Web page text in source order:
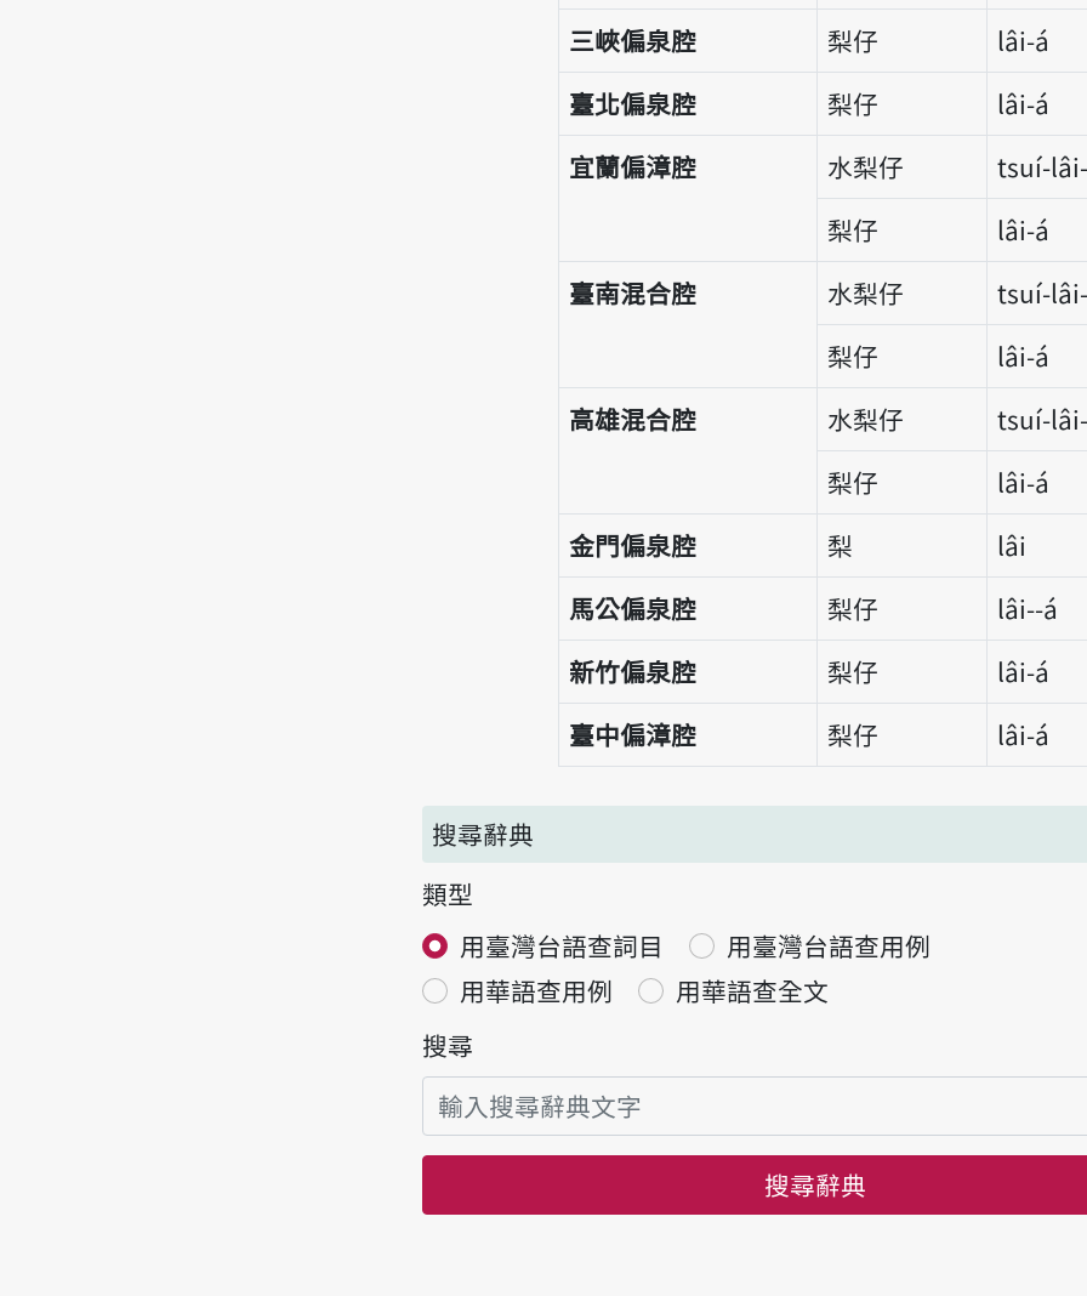
三峽偏泉腔
梨仔
lâi-á
臺北偏泉腔
梨仔
lâi-á
宜蘭偏漳腔
水梨仔
tsuí-
梨仔
lâi-á
臺南混合腔
水梨仔
tsuí-
梨仔
lâi-á
高雄混合腔
水梨仔
tsuí-
梨仔
lâi-á
金門偏泉腔
梨
lâi
馬公偏泉腔
梨仔
lâi--á
新竹偏泉腔
梨仔
lâi-á
臺中偏漳腔
梨仔 lâi-á
搜尋辭典
類型
用臺灣台語查詞目
用臺灣台語查用例
用華語查用例
用華語查全文
搜尋
搜尋辭典